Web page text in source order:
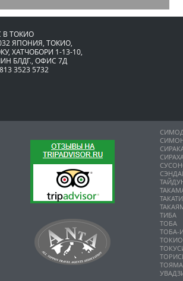
В ТОКИО
ЯПОНИЯ, ТОКИО,
ХАТЧОБОРИ 1-13-10,
БЛДГ., ОФИС 7Д
3523 5732
ТИБА
ТОБА
ТОБА-
ТОКИО
ТОЯМА